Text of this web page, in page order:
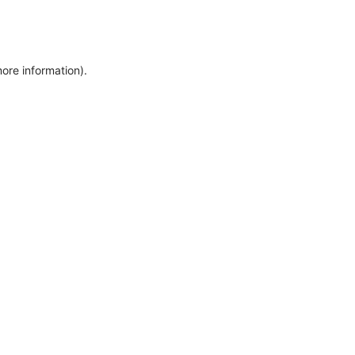
information).